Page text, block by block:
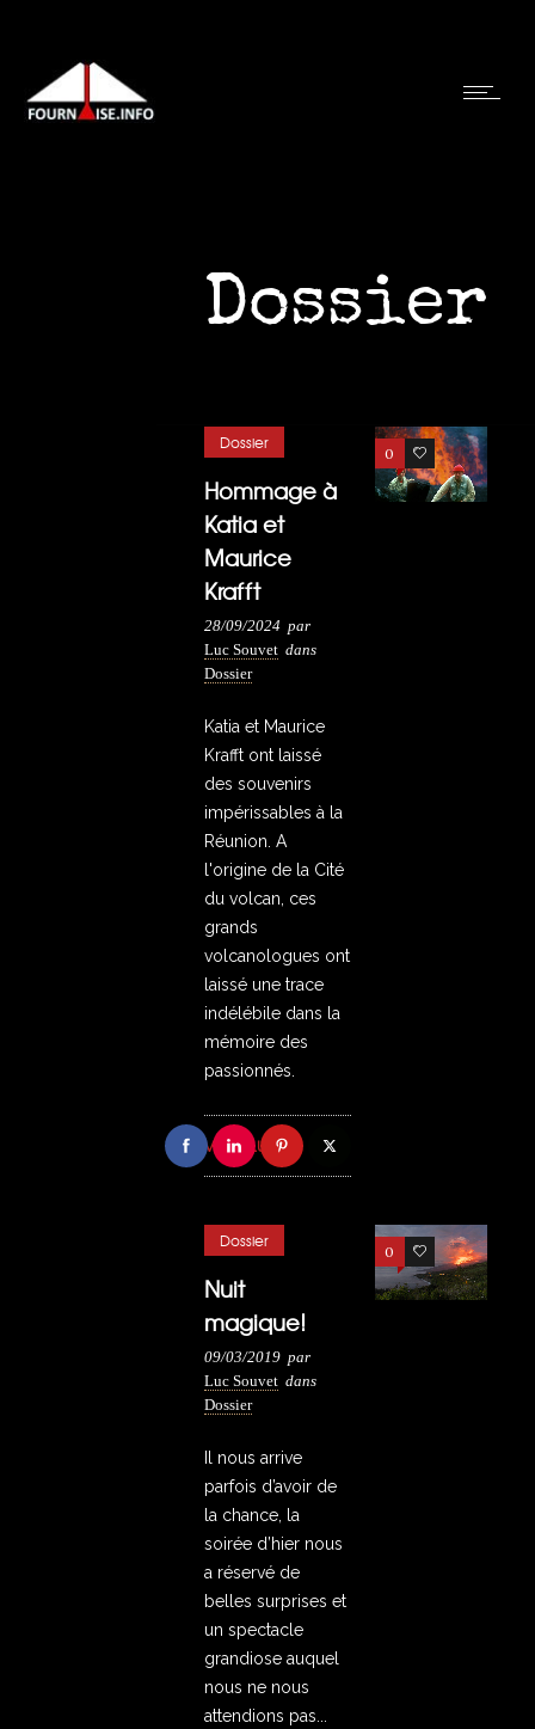
Dossier
0 12
Dossier
Hommage à
Katia et
Maurice
Krafft
28/09/2024 par
Luc Souvet dans
Dossier
Katia et Maurice
Krafft ont laissé
des souvenirs
impérissables à la
Réunion. A
l'origine de la Cité
du volcan, ces
grands
volcanologues ont
laissé une trace
indélébile dans la
mémoire des
passionnés.
VOIR PLUS
0 20
Dossier
Nuit
magique!
09/03/2019 par
Luc Souvet dans
Dossier
Il nous arrive
parfois d’avoir de
la chance, la
soirée d’hier nous
a réservé de
belles surprises et
un spectacle
grandiose auquel
nous ne nous
attendions pas...